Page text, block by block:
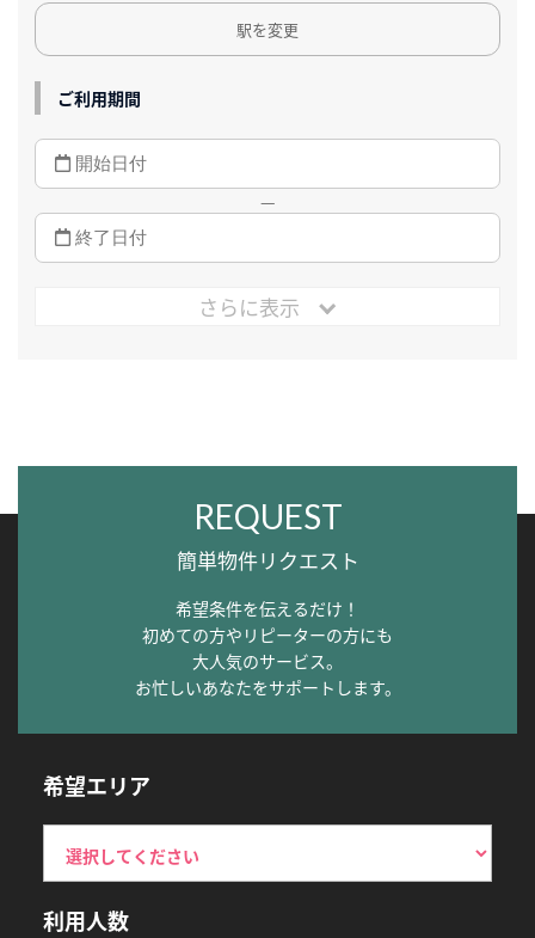
駅を変更
ご利用期間
—
さらに表示
REQUEST
簡単物件リクエスト
希望条件を伝えるだけ！
初めての方やリピーターの方にも
大人気のサービス。
お忙しいあなたをサポートします。
希望エリア
利用人数